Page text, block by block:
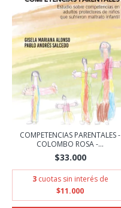
COMPETENCIAS PARENTALES -
COLOMBO ROSA -...
$33.000
3 cuotas sin interés de
$11.000